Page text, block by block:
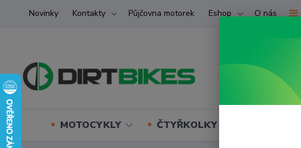
Novinky Kontakty Půjčovna motorek Eshop O nás
MOTOCYKLY ČTYŘKOLKY (ATV) UTV